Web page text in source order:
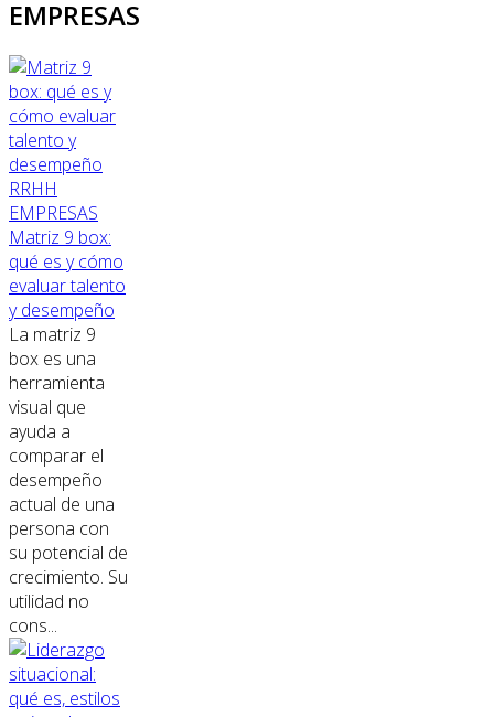
EMPRESAS
RRHH
EMPRESAS
Matriz 9 box:
qué es y cómo
evaluar talento
y desempeño
La matriz 9
box es una
herramienta
visual que
ayuda a
comparar el
desempeño
actual de una
persona con
su potencial de
crecimiento. Su
utilidad no
cons...